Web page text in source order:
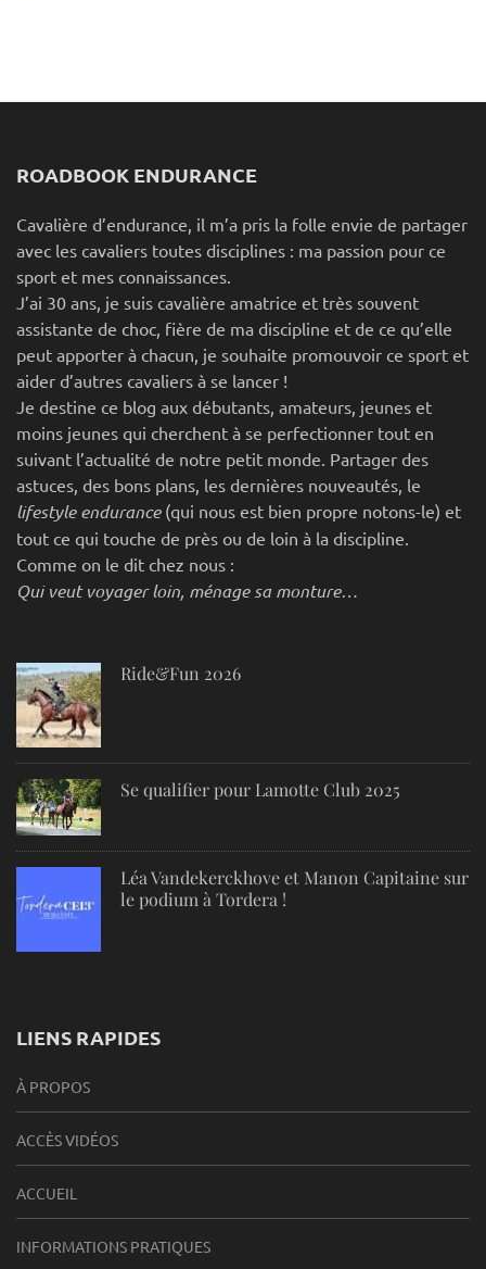
ROADBOOK ENDURANCE
Cavalière d’endurance, il m’a pris la folle envie de partager
avec les cavaliers toutes disciplines : ma passion pour ce
sport et mes connaissances.
J’ai 30 ans, je suis cavalière amatrice et très souvent
assistante de choc, fière de ma discipline et de ce qu’elle
peut apporter à chacun, je souhaite promouvoir ce sport et
aider d’autres cavaliers à se lancer !
Je destine ce blog aux débutants, amateurs, jeunes et
moins jeunes qui cherchent à se perfectionner tout en
suivant l’actualité de notre petit monde. Partager des
astuces, des bons plans, les dernières nouveautés, le
lifestyle endurance(qui nous est bien propre notons-le) et
tout ce qui touche de près ou de loin à la discipline.
Comme on le dit chez nous :
Qui veut voyager loin, ménage sa monture…
Ride&Fun 2026
Se qualifier pour Lamotte Club 2025
Léa Vandekerckhove et Manon Capitaine sur
le podium à Tordera !
LIENS RAPIDES
À PROPOS
ACCÈS VIDÉOS
ACCUEIL
INFORMATIONS PRATIQUES